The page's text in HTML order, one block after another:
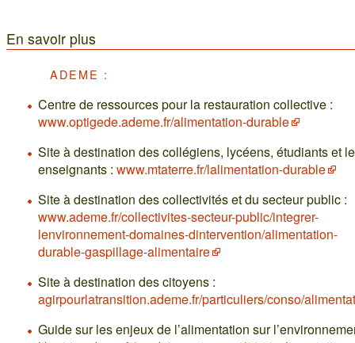
En savoir plus
ADEME :
Centre de ressources pour la restauration collective :
www.optigede.ademe.fr/alimentation-durable
Site à destination des collégiens, lycéens, étudiants et
enseignants : www.mtaterre.fr/lalimentation-durable
Site à destination des collectivités et du secteur public :
www.ademe.fr/collectivites-secteur-public/integrer-
lenvironnement-domaines-dintervention/alimentation-
durable-gaspillage-alimentaire
Site à destination des citoyens :
agirpourlatransition.ademe.fr/particuliers/conso/
Guide sur les enjeux de l’alimentation sur